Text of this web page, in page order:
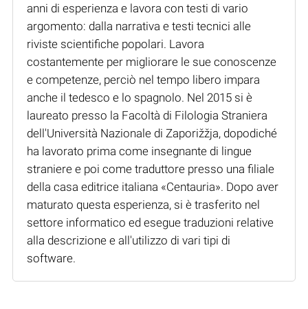
anni di esperienza e lavora con testi di vario
argomento: dalla narrativa e testi tecnici alle
riviste scientifiche popolari. Lavora
costantemente per migliorare le sue conoscenze
e competenze, perciò nel tempo libero impara
anche il tedesco e lo spagnolo. Nel 2015 si è
laureato presso la Facoltà di Filologia Straniera
dell'Università Nazionale di Zaporižžja, dopodiché
ha lavorato prima come insegnante di lingue
straniere e poi come traduttore presso una filiale
della casa editrice italiana «Centauria». Dopo aver
maturato questa esperienza, si è trasferito nel
settore informatico ed esegue traduzioni relative
alla descrizione e all'utilizzo di vari tipi di
software.